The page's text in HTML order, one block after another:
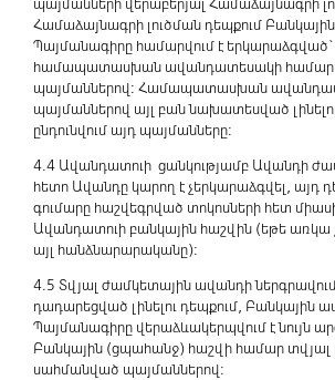
պայմանների վերաբերյալ Համաձայնագրի
Համաձայնագրի լուծման դեպքում
Պայմանագիրը համարվում է երկարաձգված`
համապատասխան ավանդատեսակի
պայմաններով: Համապատասխան
պայմաններով այլ բան նախատեսված
ընդունվում այդ պայմանները:
4.4 Ավանդատուի ցանկությամբ Ավանդի
հետո Ավանդը կարող է չերկարաձգվել, այդ
գումարը հաշվեգրված տոկոսների հետ
Ավանդատուի բանկային հաշվին (եթե առկա
այլ հանձնարարականը):
4.5 Տվյալ ժամկետային ավանդի
դադարեցված լինելու դեպքում, Բանկային
Պայմանագիրը վերաձևակերպվում է նույն
Բանկային (ցպահանջ) հաշվի համար տվյալ
սահմանված պայմաններով: